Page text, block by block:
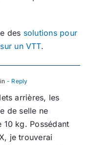
des solutions pour
un VTT.
- Reply
arrières, les
de selle ne
10 kg. Possédant
je trouverai